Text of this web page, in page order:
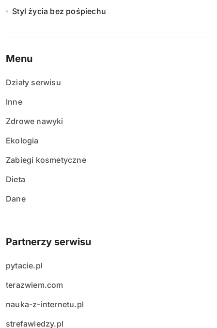
Styl życia bez pośpiechu
Menu
Działy serwisu
Inne
Zdrowe nawyki
Ekologia
Zabiegi kosmetyczne
Dieta
Dane
Partnerzy serwisu
pytacie.pl
terazwiem.com
nauka-z-internetu.pl
strefawiedzy.pl